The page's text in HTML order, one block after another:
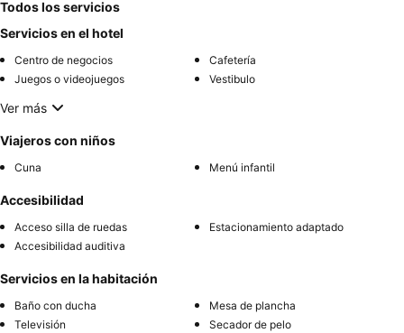
Todos los servicios
Servicios en el hotel
Centro de negocios
Cafetería
Juegos o videojuegos
Vestibulo
Ver más
Viajeros con niños
Cuna Menú infantil
Accesibilidad
Acceso silla de ruedas
Estacionamiento adaptado
Accesibilidad auditiva
Servicios en la habitación
Baño con ducha
Mesa de plancha
Televisión
Secador de pelo